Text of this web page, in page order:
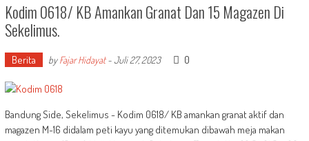
Kodim 0618/ KB Amankan Granat Dan 15 Magazen Di
Sekelimus.
Berita byFajar Hidayat-Juli 27, 2023 0
Bandung Side, Sekelimus - Kodim 0618/ KB amankan granat aktif dan
magazen M-16 didalam peti kayu yang ditemukan dibawah meja makan